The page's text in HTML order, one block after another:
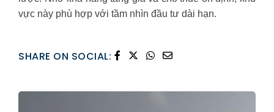
vực này phù hợp với tầm nhìn đầu tư dài hạn.
SHARE ON SOCIAL: